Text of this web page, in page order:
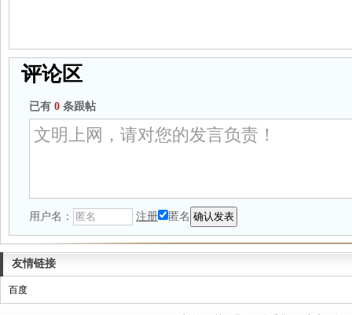
评论区
已有 0 条跟帖
用户名： 注册 匿名
友情链接
百度